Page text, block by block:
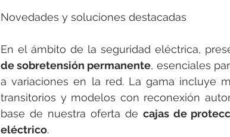
Novedades y soluciones destacadas
En el ámbito de la seguridad eléctrica,
de sobretensión permanente, esenciales
a variaciones en la red. La gama incluye
transitorios y modelos con reconexión
base de nuestra oferta de cajas de
eléctrico.